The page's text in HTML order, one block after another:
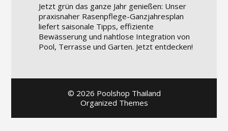
Jetzt grün das ganze Jahr genießen: Unser
praxisnaher Rasenpflege-Ganzjahresplan
liefert saisonale Tipps, effiziente
Bewässerung und nahtlose Integration von
Pool, Terrasse und Garten. Jetzt entdecken!
© 2026 Poolshop Thailand
Organized Themes